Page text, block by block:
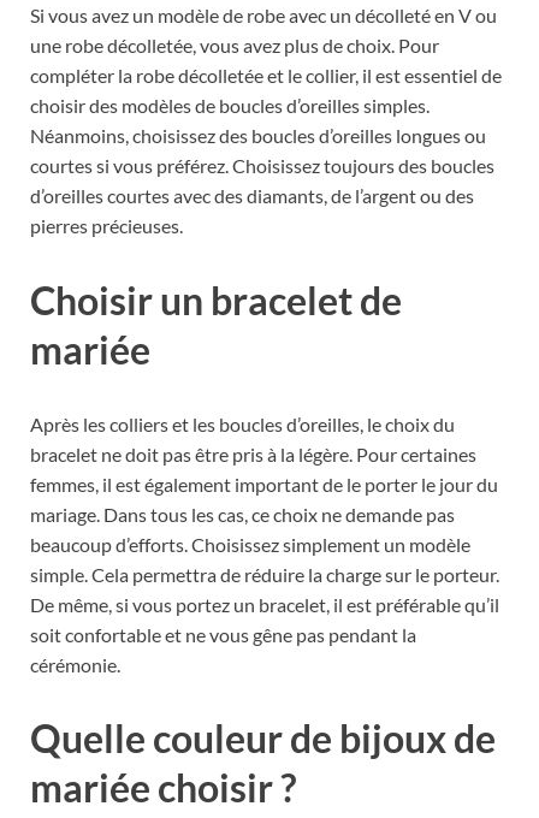
Si vous avez un modèle de robe avec un décolleté en V ou
une robe décolletée, vous avez plus de choix. Pour
compléter la robe décolletée et le collier, il est essentiel de
choisir des modèles de boucles d’oreilles simples.
Néanmoins, choisissez des boucles d’oreilles longues ou
courtes si vous préférez. Choisissez toujours des boucles
d’oreilles courtes avec des diamants, de l’argent ou des
pierres précieuses.
Choisir un bracelet de
mariée
Après les colliers et les boucles d’oreilles, le choix du
bracelet ne doit pas être pris à la légère. Pour certaines
femmes, il est également important de le porter le jour du
mariage. Dans tous les cas, ce choix ne demande pas
beaucoup d’efforts. Choisissez simplement un modèle
simple. Cela permettra de réduire la charge sur le porteur.
De même, si vous portez un bracelet, il est préférable qu’il
soit confortable et ne vous gêne pas pendant la
cérémonie.
Quelle couleur de bijoux de
mariée choisir ?